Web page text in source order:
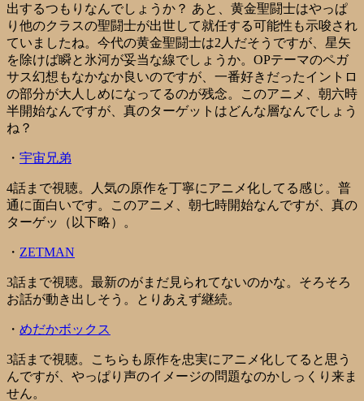
出するつもりなんでしょうか？ あと、黄金聖闘士はやっぱ
り他のクラスの聖闘士が出世して就任する可能性も示唆され
ていましたね。今代の黄金聖闘士は2人だそうですが、星矢
を除けば瞬と氷河が妥当な線でしょうか。OPテーマのペガ
サス幻想もなかなか良いのですが、一番好きだったイントロ
の部分が大人しめになってるのが残念。このアニメ、朝六時
半開始なんですが、真のターゲットはどんな層なんでしょう
ね？
・ 宇宙兄弟
4話まで視聴。人気の原作を丁寧にアニメ化してる感じ。普
通に面白いです。このアニメ、朝七時開始なんですが、真の
ターゲッ（以下略）。
・ ZETMAN
3話まで視聴。最新のがまだ見られてないのかな。そろそろ
お話が動き出しそう。とりあえず継続。
・ めだかボックス
3話まで視聴。こちらも原作を忠実にアニメ化してると思う
んですが、やっぱり声のイメージの問題なのかしっくり来ま
せん。